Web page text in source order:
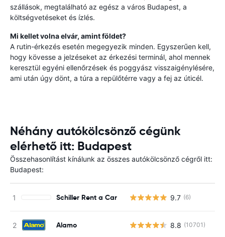
szállások, megtalálható az egész a város Budapest, a
költségvetéseket és ízlés.
Mi kellet volna elvár, amint földet?
A rutin-érkezés esetén megegyezik minden. Egyszerűen kell,
hogy kövesse a jelzéseket az érkezési terminál, ahol mennek
keresztül egyéni ellenőrzések és poggyász visszaigénylésére,
ami után úgy dönt, a túra a repülőtérre vagy a fej az úticél.
Néhány autókölcsönző cégünk
elérhető itt: Budapest
Összehasonlítást kínálunk az összes autókölcsönző cégről itt:
Budapest:
Schiller Rent a Car 9.7 (6)
Alamo 8.8 (10701)